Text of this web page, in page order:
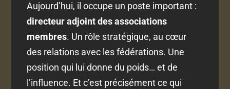
Aujourd’hui, il occupe un poste important :
directeur adjoint des associations
membres. Un rôle stratégique, au cœur
des relations avec les fédérations. Une
position qui lui donne du poids… et de
l’influence. Et c’est précisément ce qui